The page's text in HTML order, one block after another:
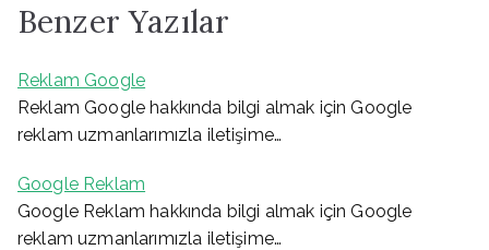
Benzer Yazılar
Reklam Google
Reklam Google hakkında bilgi almak için Google
reklam uzmanlarımızla iletişime…
Google Reklam
Google Reklam hakkında bilgi almak için Google
reklam uzmanlarımızla iletişime…